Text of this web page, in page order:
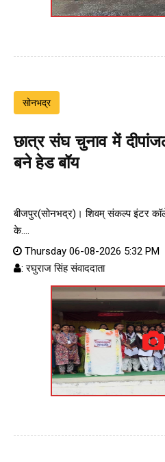
सोनभद्र
छात्र संघ चुनाव में
बने हेड बॉय
बीजपुर(सोनभद्र)। शिवम् संकल्प इंटर
के....
Thursday 06-08-2026 5:32 PM
: रघुराज सिंह संवाददाता